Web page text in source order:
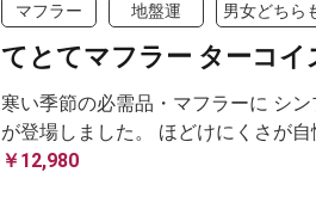
マフラー 地盤運 男女どちら
てとてマフラー ターコイ
寒い季節の必需品・マフラーに シ
が登場しました。 ほどけにくさが
￥12,980